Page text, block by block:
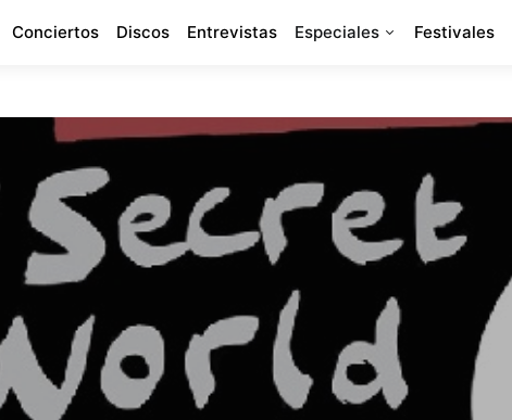
Conciertos Discos Entrevistas Especiales Festivales